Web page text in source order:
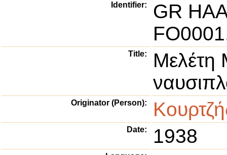
Identifier:
GR
Title:
Μελέτη
Originator (Person):
Date: 1938